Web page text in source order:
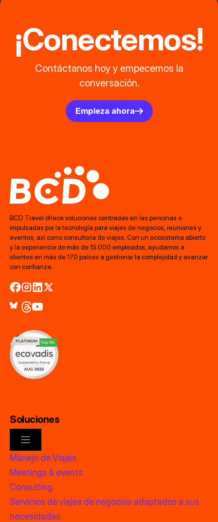
¡Conectemos!
Contáctanos hoy y empecemos la
conversación.
Empieza ahora
BCD Travel ofrece soluciones centradas en las personas e
impulsadas por la tecnología para viajes de negocios, reuniones y
eventos, así como consultoría de viajes. Con un ecosistema abierto
y la experiencia de más de 15.000 empleados, ayudamos a
clientes en más de 170 países a gestionar la complejidad y avanzar
con confianza.
Soluciones
Manejo de Viajes
Meetings & events
Consulting
Servicios de viajes de negocios adaptados a sus
necesidades